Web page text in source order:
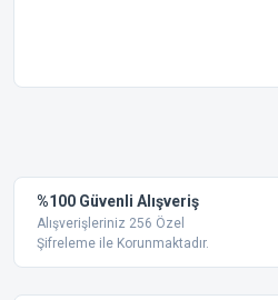
Ürün resmi kalitesiz, bozuk
Ürün açıklamasında eksik
%100 Güvenli Alışveriş
Alışverişleriniz 256 Özel
Şifreleme ile Korunmaktadır.